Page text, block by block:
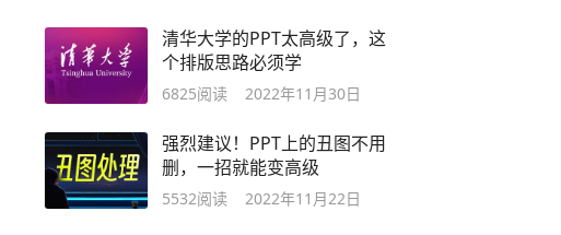
清华大学的PPT太高级了，这
个排版思路必须学
6825阅读 2022年11月30日
强烈建议！PPT上的丑图不用
删，一招就能变高级
5532阅读 2022年11月22日